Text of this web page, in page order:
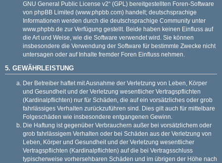
GNU General Public License v2“ (GPL) bereitgestellten Foren-Software
von phpBB Limited (www.phpbb.com) handelt; deutschsprachige
Informationen werden durch die deutschsprachige Community unter
www.phpbb.de zur Verfügung gestellt. Beide haben keinen Einfluss auf
die Art und Weise, wie die Software verwendet wird. Sie können
insbesondere die Verwendung der Software für bestimmte Zwecke nicht
untersagen oder auf Inhalte fremder Foren Einfluss nehmen.
5. GEWÄHRLEISTUNG
Der Betreiber haftet mit Ausnahme der Verletzung von Leben, Körper
und Gesundheit und der Verletzung wesentlicher Vertragspflichten
(Kardinalpflichten) nur für Schäden, die auf ein vorsätzliches oder grob
fahrlässiges Verhalten zurückzuführen sind. Dies gilt auch für mittelbare
Folgeschäden wie insbesondere entgangenen Gewinn.
Die Haftung ist gegenüber Verbrauchern außer bei vorsätzlichem oder
grob fahrlässigem Verhalten oder bei Schäden aus der Verletzung von
Leben, Körper und Gesundheit und der Verletzung wesentlicher
Vertragspflichten (Kardinalpflichten) auf die bei Vertragsschluss
typischerweise vorhersehbaren Schäden und im übrigen der Höhe nach